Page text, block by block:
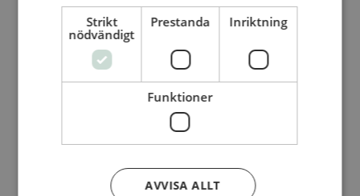
VAD VI GÖR
Våra arbeten
Här finns vi
Nationellt
Nationella arbetsområden
Våra pionjära satsningar
Engagera dig nationellt
Internationellt
Strikt
nödvändigt
Prestanda Inriktning
Funktioner
AVVISA ALLT